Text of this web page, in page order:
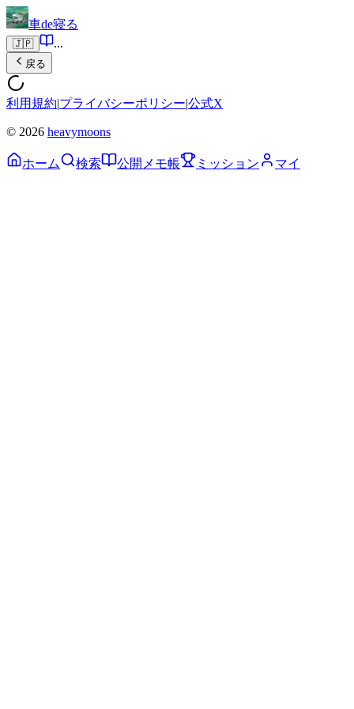
車de寝る
🇯🇵 ...
戻る
利用規約|プライバシーポリシー|公式X
© 2026 heavymoons
ホーム 検索 公開メモ帳 ミッション マイ